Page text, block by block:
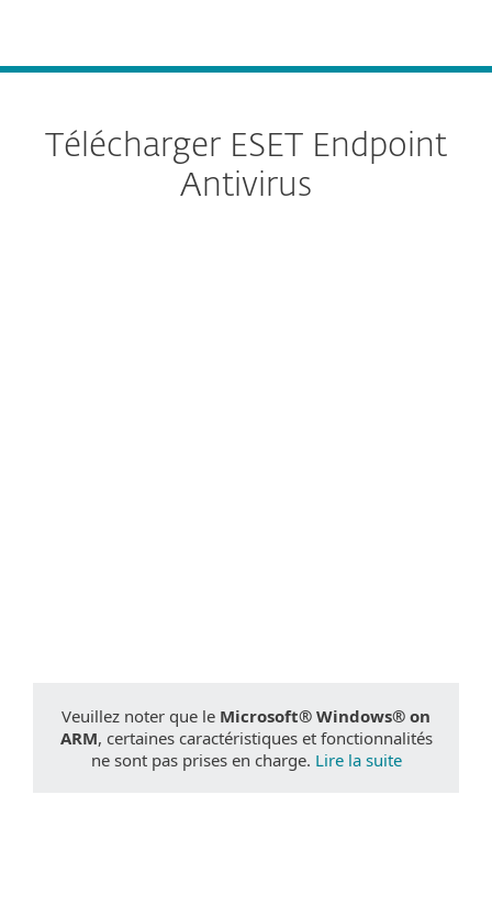
Télécharger ESET Endpoint
Antivirus
Veuillez noter que le Microsoft® Windows® on
ARM, certaines caractéristiques et fonctionnalités
ne sont pas prises en charge. Lire la suite